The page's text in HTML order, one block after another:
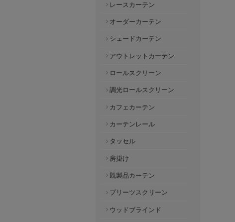
レースカーテン
オーダーカーテン
シェードカーテン
アウトレットカーテン
ロールスクリーン
調光ロールスクリーン
カフェカーテン
カーテンレール
タッセル
房掛け
既製品カーテン
プリーツスクリーン
ウッドブラインド